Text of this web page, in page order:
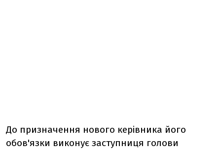
До призначення нового керівника його
обов'язки виконує заступниця голови